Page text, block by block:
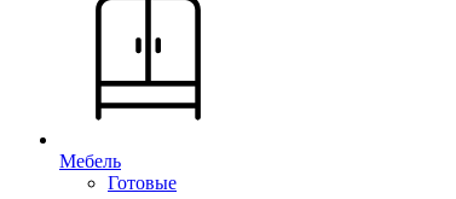
Мебель
Готовые